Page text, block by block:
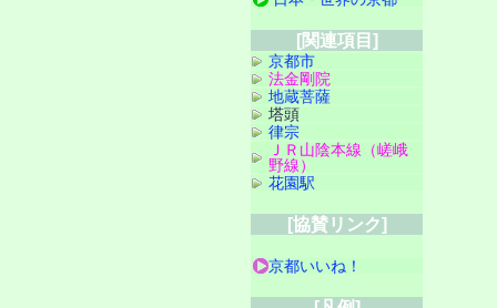
[関連項目]
京都市
法金剛院
地蔵菩薩
塔頭
律宗
ＪＲ山陰本線（嵯峨
野線）
花園駅
[協賛リンク]
京都いいね！